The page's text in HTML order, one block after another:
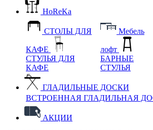
HoReKa
СТОЛЫ ДЛЯ
КАФЕ
СТУЛЬЯ ДЛЯ
КАФЕ
Мебель
лофт
БАРНЫЕ
СТУЛЬЯ
ГЛАДИЛЬНЫЕ ДОСКИ
ВСТРОЕННАЯ ГЛАДИЛЬНАЯ
АКЦИИ